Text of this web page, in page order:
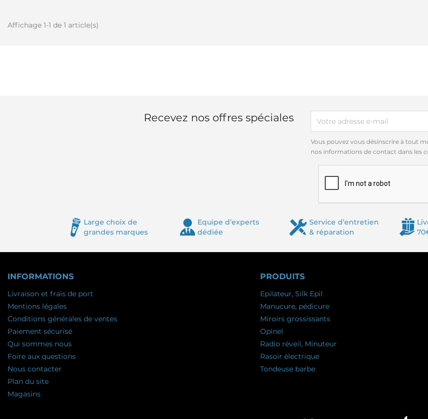
Affichage 1-1 de 1 article(s)
Recevez nos offres spéciales
Vous pouvez vous désinscrire à tout
nos informations de contact dans les
Large choix de
grandes marques
Equipe d’experts
dédiée
Service d’entretien
& réparation
INFORMATIONS
Livraison et frais de port
Mentions légales
Conditions générales de ventes
Paiement sécurisé
Qui sommes nous
Foire aux questions
Nous contacter
Plan du site
Magasins
PRODUITS
Epilateur, Silk Epil
Manucure, pédicure
Miroirs grossissants
Opinel
Radio réveil, Minuteur
Rasoir électrique
Tondeuse barbe